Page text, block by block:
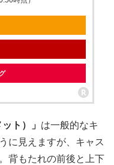
ト）」 は一般的なキ
に見えますが、キャス
背もたれの前後と上下